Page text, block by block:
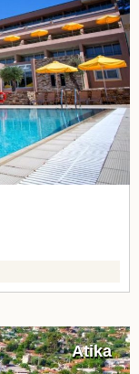
Atika